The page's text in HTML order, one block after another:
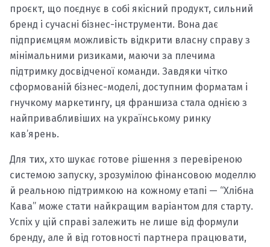
проєкт, що поєднує в собі якісний продукт, сильний
бренд і сучасні бізнес-інструменти. Вона дає
підприємцям можливість відкрити власну справу з
мінімальними ризиками, маючи за плечима
підтримку досвідченої команди. Завдяки чітко
сформованій бізнес-моделі, доступним форматам і
гнучкому маркетингу, ця франшиза стала однією з
найпривабливіших на українському ринку
кав’ярень.
Для тих, хто шукає готове рішення з перевіреною
системою запуску, зрозумілою фінансовою моделлю
й реальною підтримкою на кожному етапі — “Хлібна
Кава” може стати найкращим варіантом для старту.
Успіх у цій справі залежить не лише від формули
бренду, але й від готовності партнера працювати,